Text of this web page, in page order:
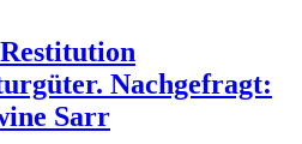
Nachgefragt:
Sarr